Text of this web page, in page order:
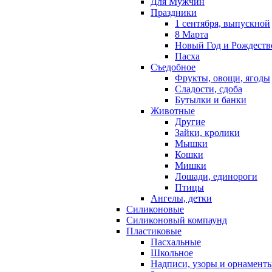
Праздники
1 сентября, выпускной
8 Марта
Новый Год и
Пасха
Съедобное
Фрукты, овощи, ягоды
Сладости, сдоба
Бутылки и банки
Животные
Другие
Зайки, кролики
Мышки
Кошки
Мишки
Лошади, единороги
Птицы
Ангелы, детки
Силиконовые
Силиконовый компаунд
Пластиковые
Пасхальные
Школьное
Надписи, узоры и